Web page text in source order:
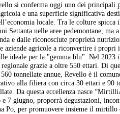
si conferma oggi uno dei
e una superficie significativa
locale. Tra le colture
Settanta nelle aree pedemontane,
e dalle riconosciute proprietà
aziende agricole a riconvertire i
ideale per la "gemma blu". Nel
grazie a oltre 550 ettari. Di
tonnellate annue, Revello è il
alla filiera con circa 30 ettari e 90
Da questa eccellenza nasce
7 giugno, proporrà degustazioni,
Po, per promuovere insieme il mirtillo